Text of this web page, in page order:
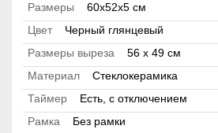
Размеры
60х52х5 см
Цвет
Черный глянцевый
Размеры выреза
56 х 49 см
Материал
Стеклокерамика
Таймер
Есть, с отключением
Рамка
Без рамки